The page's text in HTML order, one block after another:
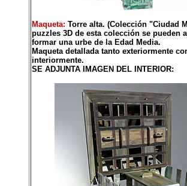
Maqueta: Torre alta. (Colección "Ciudad
puzzles 3D de esta colección se pueden
formar una urbe de la Edad Media.
Maqueta detallada tanto exteriormente
interiormente.
SE ADJUNTA IMAGEN DEL INTERIOR: